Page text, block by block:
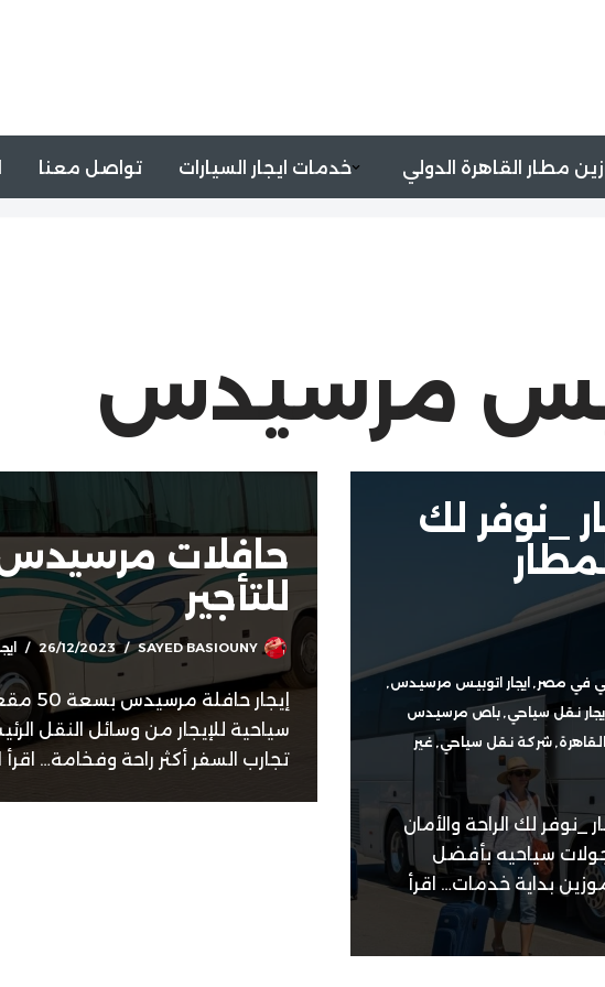
مطار القاهرة الدولي خدمات ايجار السيارات تواصل معنا
مرسيدس
_نوفر لك
في مصر , ايجار اتوبيس مرسيدس,
ايجار نقل سياحي, باص مرسيدس
, شركة نقل سياحي, غير
لك الراحة والأمان
سياحيه بأفضل
اقرأ
حافلات مرسيدس
للتأجير
SAYED BASIOUNY
26/12/2023
سياحية للإيجار من وسائل النقل
تجارب السفر أكثر راحة وفخامة…